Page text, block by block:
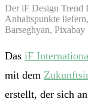
Der iF Design Trend
Anhaltspunkte
Barseghyan, Pixabay
Das iF
mit dem
erstellt, der sich